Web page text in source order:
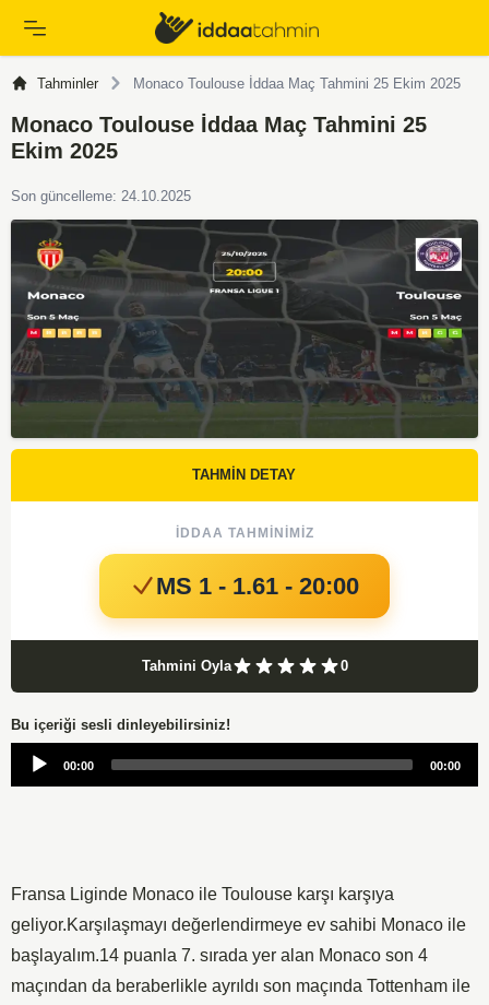
Tahminler Monaco Toulouse İddaa Maç Tahmini 25 Ekim 2025
Monaco Toulouse İddaa Maç Tahmini 25
Ekim 2025
Son güncelleme: 24.10.2025
TAHMİN DETAY
İDDAA TAHMINIMIZ
MS 1 - 1.61 - 20:00
Tahmini Oyla 0
Bu içeriği sesli dinleyebilirsiniz!
Audio
00:00 00:00
Fransa Liginde Monaco ile Toulouse karşı karşıya
geliyor.Karşılaşmayı değerlendirmeye ev sahibi Monaco ile
başlayalım.14 puanla 7. sırada yer alan Monaco son 4
maçından da beraberlikle ayrıldı son maçında Tottenham ile